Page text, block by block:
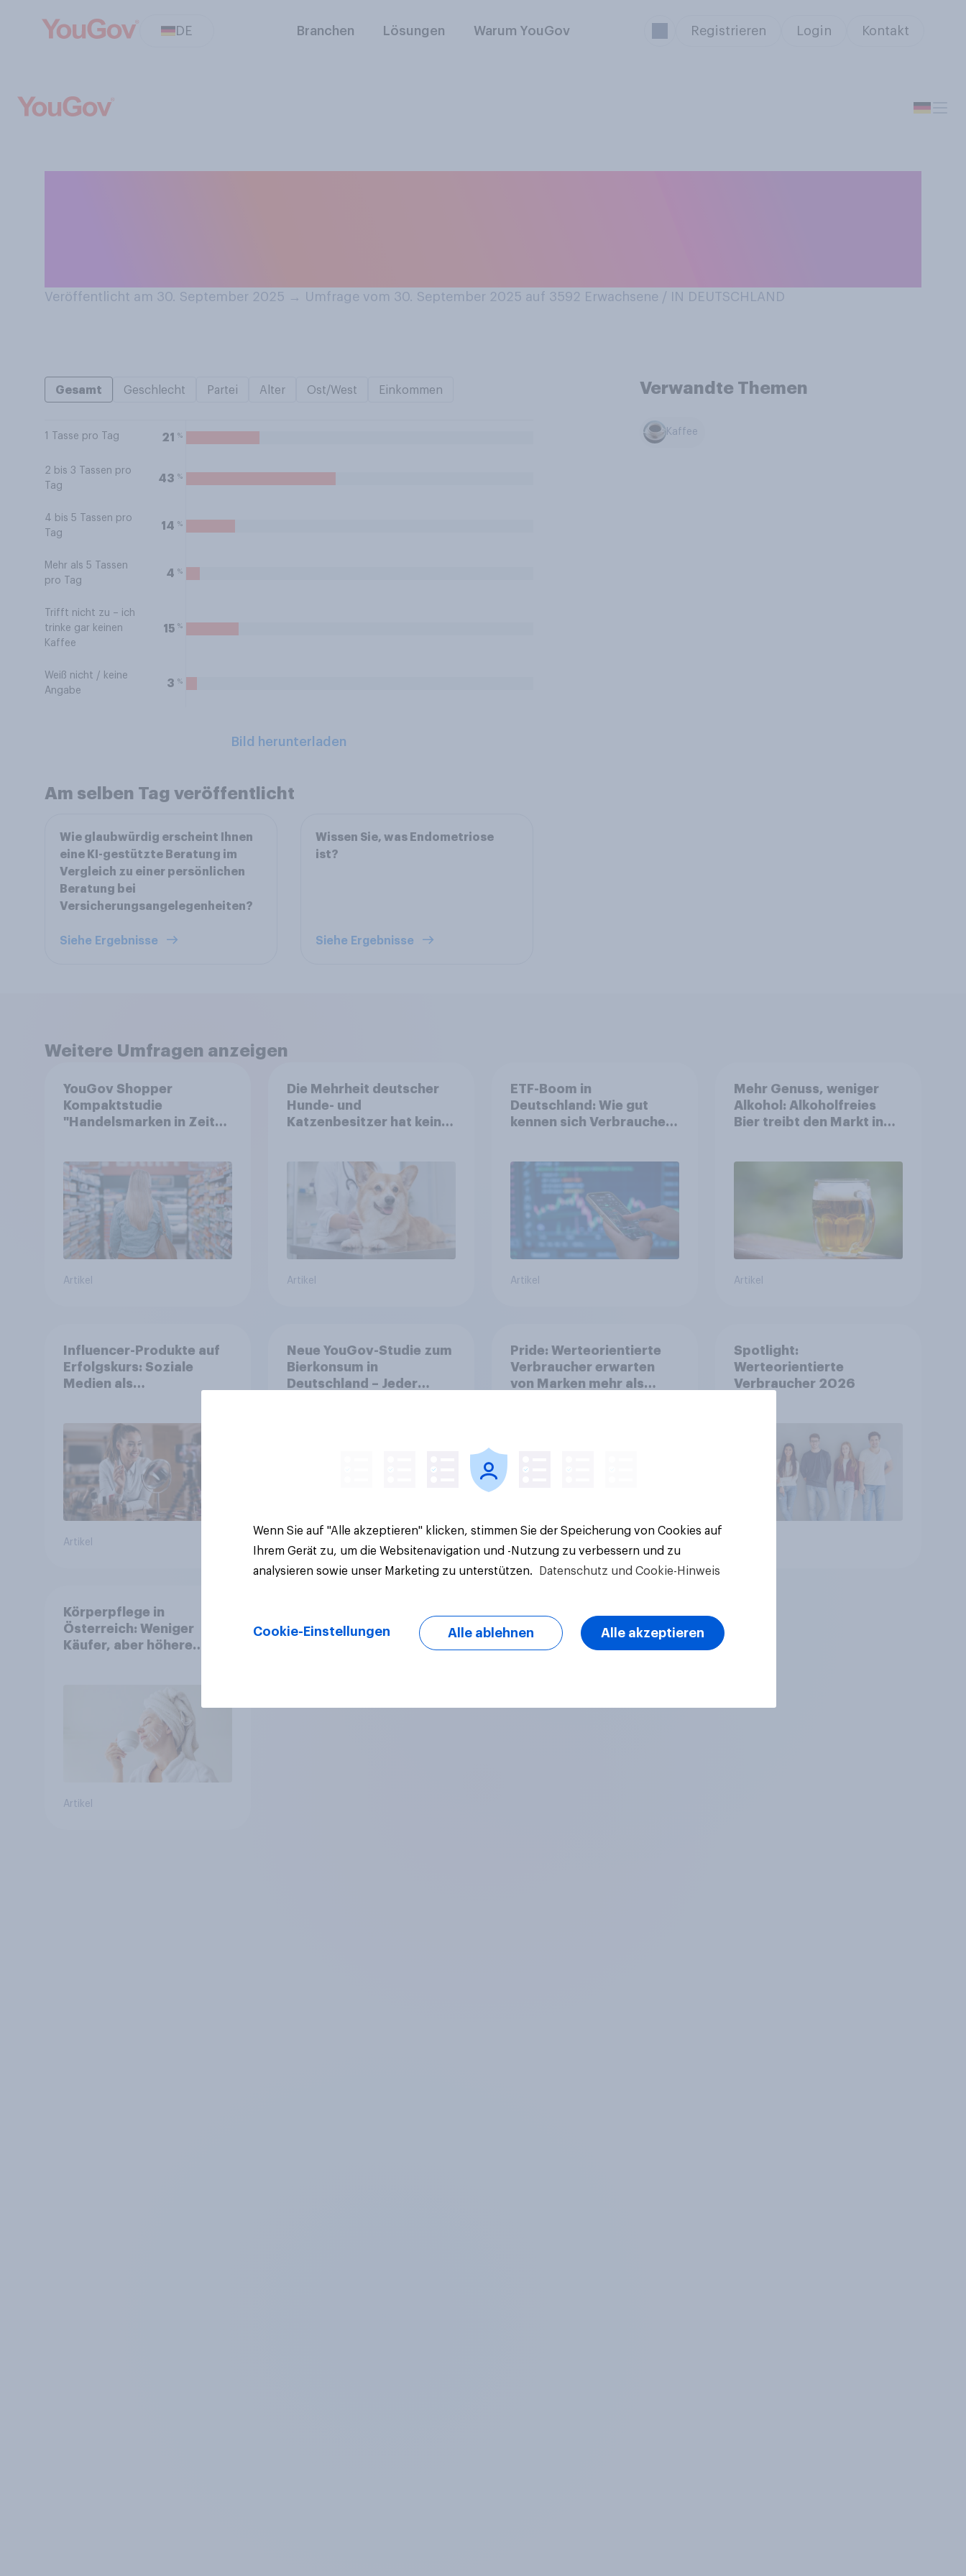
DE Branchen Lösungen Warum YouGov Registrieren Login Kontakt
Veröffentlicht am 30. September 2025 → Umfrage vom 30. September 2025 auf 3592 Erwachsene / IN DEUTSCHLAND
Gesamt Geschlecht Partei Alter Ost/West Einkommen
1 Tasse pro Tag 21 %
2 bis 3 Tassen pro
Tag
43 %
4 bis 5 Tassen pro
Tag
14 %
Mehr als 5 Tassen
pro Tag
4 %
Trifft nicht zu – ich
trinke gar keinen
Kaffee
15 %
Weiß nicht / keine
Angabe
3 %
Bild herunterladen
Verwandte Themen
Kaffee
Am selben Tag veröffentlicht
Wie glaubwürdig erscheint Ihnen
eine KI-gestützte Beratung im
Vergleich zu einer persönlichen
Beratung bei
Versicherungsangelegenheiten?
Siehe Ergebnisse
Wissen Sie, was Endometriose
ist?
Siehe Ergebnisse
Weitere Umfragen anzeigen
YouGov Shopper
Kompaktstudie
"Handelsmarken in Zeiten
Artikel
Die Mehrheit deutscher
Hunde- und
Katzenbesitzer hat keine
Artikel
ETF-Boom in
Deutschland: Wie gut
kennen sich Verbraucher
Artikel
Mehr Genuss, weniger
Alkohol: Alkoholfreies
Bier treibt den Markt in
Artikel
Influencer-Produkte auf
Erfolgskurs: Soziale
Medien als
Artikel
Neue YouGov-Studie zum
Bierkonsum in
Deutschland – Jeder
Pride: Werteorientierte
Verbraucher erwarten
von Marken mehr als
Spotlight:
Werteorientierte
Verbraucher 2026
Körperpflege in
Österreich: Weniger
Käufer, aber höhere
Artikel
Wenn Sie auf "Alle akzeptieren" klicken, stimmen Sie der Speicherung von Cookies auf
Ihrem Gerät zu, um die Websitenavigation und -Nutzung zu verbessern und zu
analysieren sowie unser Marketing zu unterstützen.
Datenschutz und Cookie-Hinweis
Cookie-Einstellungen Alle ablehnen Alle akzeptieren